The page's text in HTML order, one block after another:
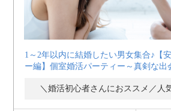
1～2年以内に結婚したい男女集合♪【
ー編】個室婚活パーティー～真剣な出